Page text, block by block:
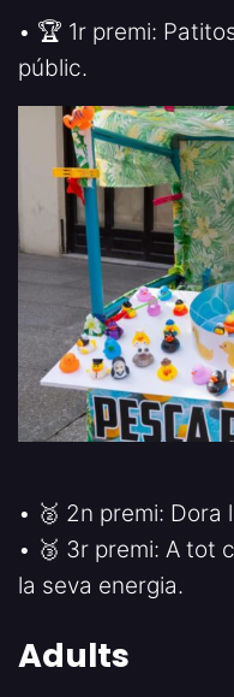
• 🏆 1r premi:
públic.
• 🥈 2n premi: Dora
• 🥉 3r premi: A tot
la seva energia.
Adults